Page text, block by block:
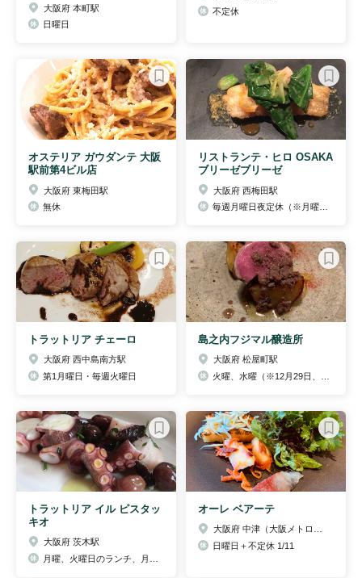
大阪府 本町駅
日曜日
不定休
オステリア ガウダンテ 大阪
駅前第4ビル店
大阪府 東梅田駅
無休
リストランテ・ヒロ OSAKA
ブリーゼブリーゼ
大阪府 西梅田駅
トラットリア チェーロ
大阪府 西中島南方駅
第1月曜日・毎週火曜日
島之内フジマル醸造所
大阪府 松屋町駅
トラットリア イル ピスタッ
キオ
大阪府 茨木駅
オーレ ベアーテ
日曜日＋不定休 1/11